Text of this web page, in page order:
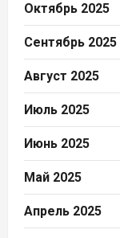
Октябрь 2025
Сентябрь 2025
Август 2025
Июль 2025
Июнь 2025
Май 2025
Апрель 2025